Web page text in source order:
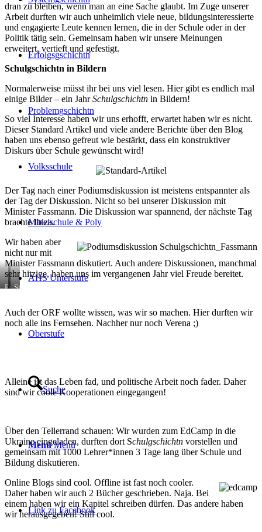
Erfolgsgschichtn
Problemgschichtn
Volksschule
Mittelschule & Poly
AHS Unterstufe
Oberstufe
Suche
Menü Menü
Link zu Facebook
dran zu bleiben, wenn man an eine Sache glaubt. Im Zuge unserer
Arbeit durften wir auch unheimlich viele neue, bildungsinteressierte
und engagierte Leute kennen lernen, die in der Schule oder in der
Politik tätig sein. Gemeinsam haben wir unsere Meinungen
erweitert, vertieft und gefestigt.
Schulgschichtn in Bildern
Normalerweise müsst ihr bei uns viel lesen. Hier gibt es endlich mal
einige Bilder – ein JahrSchulgschichtn in Bildern!
So viel Interesse haben wir uns erhofft, erwartet haben wir es nicht.
Dieser Standard Artikel und viele andere Berichte über den Blog
haben uns ebenso gefreut wie bestärkt, dass ein konstruktiver
Diskurs über Schule gewünscht wird!
Der Tag nach einer Podiumsdiskussion ist meistens entspannter als
der Tag der Diskussion. Nicht so bei unserer Diskussion mit
Minister Fassmann. Die Diskussion war spannend, der nächste Tag
brachte Ibiza.
Wir haben aber
nicht nur mit
Minister Fassmann diskutiert. Auch andere Diskussionen, manchmal
sehr hitzige, haben uns im vergangenen Jahr viel Freude bereitet.
Felix
der
Ankerbrotfabrik
Simone
AkademikerInnenverband
Auch der ORF wollte wissen, was wir so machen. Hier durften wir
noch alle ins Fernsehen. Nachher nur noch Verena ;)
Alleine ist das Leben fad, und politische Arbeit noch fader. Daher
sind wir coole Kooperationen eingegangen!
Über den Tellerrand schauen: Wir wurden zum EdCamp in die
Ukraine eingeladen, durften dort Schulgschichtn vorstellen und
gemeinsam mit 1000 Lehrer*innen 3 Tage lang über Schule und
Bildung diskutieren.
Online Blogs sind cool. Offline ist fast noch cooler.
Daher haben wir auch 2 Bücher geschrieben. Naja. Bei
einem haben wir ein Kapitel schreiben dürfen. Das andere haben
wir herausgegeben! Still cool.